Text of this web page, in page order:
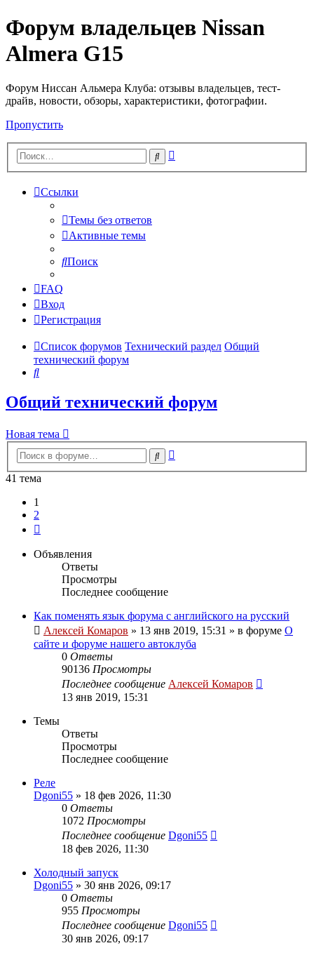
Форум владельцев Nissan
Almera G15
Форум Ниссан Альмера Клуба: отзывы владельцев, тест-
драйв, новости, обзоры, характеристики, фотографии.
Пропустить
Поиск
Ссылки
Темы без ответов
Активные темы
Поиск
FAQ
Вход
Регистрация
Список форумов Технический раздел Общий
технический форум
Поиск
Общий технический форум
Новая тема
Поиск
41 тема
1
2
Объявления
Ответы
Просмотры
Последнее сообщение
Как поменять язык форума с английского на русский
Алексей Комаров » 13 янв 2019, 15:31 » в форуме О
сайте и форуме нашего автоклуба
0 Ответы
90136 Просмотры
Последнее сообщение Алексей Комаров
13 янв 2019, 15:31
Темы
Ответы
Просмотры
Последнее сообщение
Реле
Dgoni55 » 18 фев 2026, 11:30
0 Ответы
1072 Просмотры
Последнее сообщение Dgoni55
18 фев 2026, 11:30
Холодный запуск
Dgoni55 » 30 янв 2026, 09:17
0 Ответы
955 Просмотры
Последнее сообщение Dgoni55
30 янв 2026, 09:17